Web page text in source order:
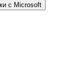
с Microsoft